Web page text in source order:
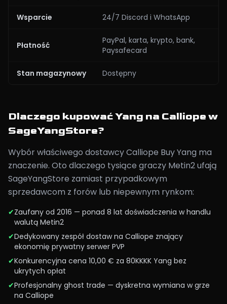
Wsparcie 24/7 Discord i WhatsApp
Płatność
PayPal, karta, krypto, bank,
Paysafecard
Stan magazynowy Dostępny
Dlaczego kupować Yang na Calliope w
SageYangStore?
Wybór właściwego dostawcy Calliope Buy Yang ma
znaczenie. Oto dlaczego tysiące graczy Metin2 ufają
SageYangStore zamiast przypadkowym
sprzedawcom z forów lub niepewnym rynkom:
✔Zaufany od 2016 — ponad 8 lat doświadczenia w handlu
walutą Metin2
✔Dedykowany zespół dostaw na Calliope znający
ekonomię prywatny serwer PVP
✔Konkurencyjna cena 10,00 € za 80KKKK Yang bez
ukrytych opłat
✔Profesjonalny ghost trade — dyskretna wymiana w grze
na Calliope